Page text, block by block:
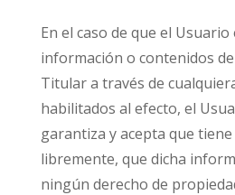
En el caso de que el Usuario
información o contenidos
Titular a través de
habilitados al efecto, el
garantiza y acepta que
libremente, que dicha
ningún derecho de